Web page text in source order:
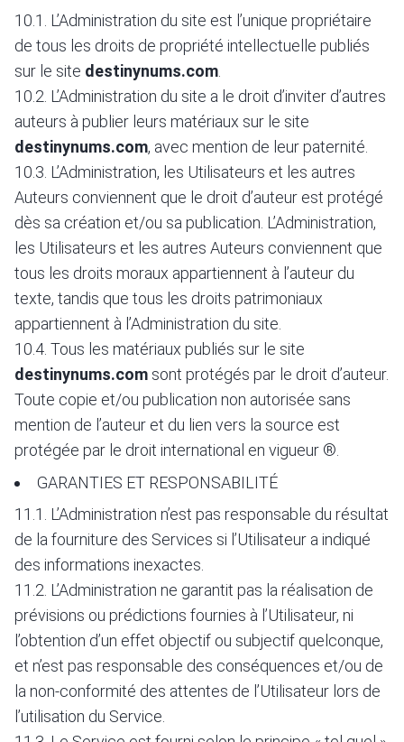
10.1. L’Administration du site est l’unique propriétaire
de tous les droits de propriété intellectuelle publiés
sur le site destinynums.com.
10.2. L’Administration du site a le droit d’inviter d’autres
auteurs à publier leurs matériaux sur le site
destinynums.com, avec mention de leur paternité.
10.3. L’Administration, les Utilisateurs et les autres
Auteurs conviennent que le droit d’auteur est protégé
dès sa création et/ou sa publication. L’Administration,
les Utilisateurs et les autres Auteurs conviennent que
tous les droits moraux appartiennent à l’auteur du
texte, tandis que tous les droits patrimoniaux
appartiennent à l’Administration du site.
10.4. Tous les matériaux publiés sur le site
destinynums.com sont protégés par le droit d’auteur.
Toute copie et/ou publication non autorisée sans
mention de l’auteur et du lien vers la source est
protégée par le droit international en vigueur ®.
GARANTIES ET RESPONSABILITÉ
11.1. L’Administration n’est pas responsable du résultat
de la fourniture des Services si l’Utilisateur a indiqué
des informations inexactes.
11.2. L’Administration ne garantit pas la réalisation de
prévisions ou prédictions fournies à l’Utilisateur, ni
l’obtention d’un effet objectif ou subjectif quelconque,
et n’est pas responsable des conséquences et/ou de
la non-conformité des attentes de l’Utilisateur lors de
l’utilisation du Service.